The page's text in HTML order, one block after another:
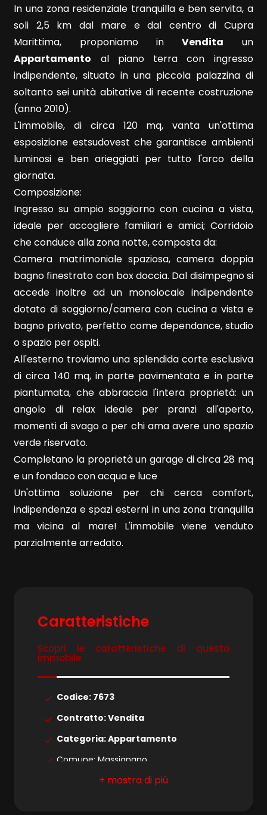
In una zona residenziale tranquilla e ben servita, a
soli 2,5 km dal mare e dal centro di Cupra
Marittima, proponiamo inVendita un
Appartamento al piano terra con ingresso
indipendente, situato in una piccola palazzina di
soltanto sei unità abitative di recente costruzione
(anno 2010).
L'immobile, di circa 120 mq, vanta un'ottima
esposizione estsudovest che garantisce ambienti
luminosi e ben arieggiati per tutto l'arco della
giornata.
Composizione:
Ingresso su ampio soggiorno con cucina a vista,
ideale per accogliere familiari e amici; Corridoio
che conduce alla zona notte, composta da:
Camera matrimoniale spaziosa, camera doppia
bagno finestrato con box doccia. Dal disimpegno si
accede inoltre ad un monolocale indipendente
dotato di soggiorno/camera con cucina a vista e
bagno privato, perfetto come dependance, studio
o spazio per ospiti.
All'esterno troviamo una splendida corte esclusiva
di circa 140 mq, in parte pavimentata e in parte
piantumata, che abbraccia l'intera proprietà: un
angolo di relax ideale per pranzi all'aperto,
momenti di svago o per chi ama avere uno spazio
verde riservato.
Completano la proprietà un garage di circa 28 mq
e un fondaco con acqua e luce
Un'ottima soluzione per chi cerca comfort,
indipendenza e spazi esterni in una zona tranquilla
ma vicina al mare! L'immobile viene venduto
parzialmente arredato.
Caratteristiche
Scopri le caratteristiche di questo
immobile
Codice: 7673
Contratto: Vendita
Categoria: Appartamento
Comune: Massignano
Zona: Villa Santi
Locali
minimi
Qualsiasi
1
2
3
4
5+
Bagni
minimi
Qualsiasi
1
2
3
5+
Camere
Qualsiasi